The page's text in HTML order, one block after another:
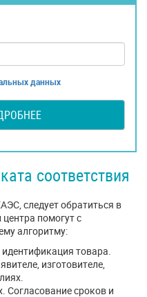
данных
соответствия
следует обратиться в
помогут с
алгоритму:
товара.
изготовителе,
Согласование сроков и